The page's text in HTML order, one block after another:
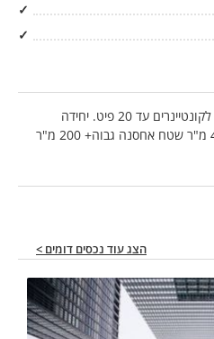
✓
✓
בניין תעשייתי עם רמפה המתאימה לקונטיינרים עד 20 פיט. יחידה
שמורכבת מ2 יחידות שטח של 480 מ"ר שטח אחסנה גבוה+ 200 מ"ר
הצג עוד נכסים דומים >